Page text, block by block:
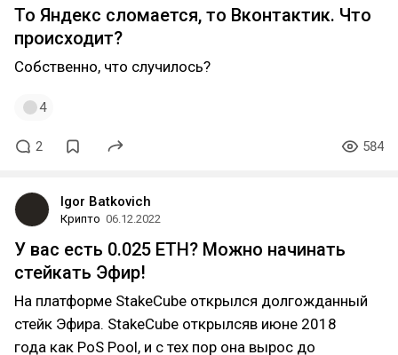
То Яндекс сломается, то Вконтактик. Что
происходит?
Собственно, что случилось?
4
2 584
Igor Batkovich
Крипто 06.12.2022
У вас есть 0.025 ETH? Можно начинать
стейкать Эфир!
На платформе StakeCube открылся долгожданный
стейк Эфира. StakeCube открылсяв июне 2018
года как PoS Pool, и с тех пор она вырос до